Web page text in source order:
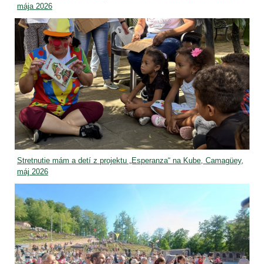
mája 2026
Stretnutie mám a detí z projektu „Esperanza“ na Kube, Camagüey,
máj 2026